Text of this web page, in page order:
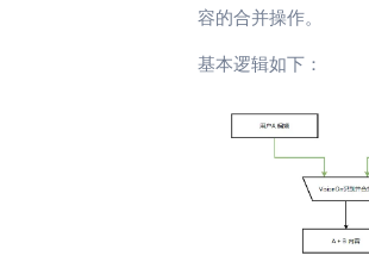
容的合并操作。
基本逻辑如下：